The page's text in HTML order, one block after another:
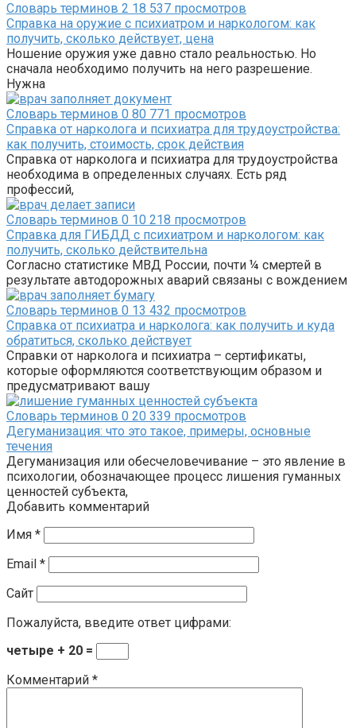
Словарь терминов 2 18 537 просмотров
Справка на оружие с психиатром и наркологом: как
получить, сколько действует, цена
Ношение оружия уже давно стало реальностью. Но
сначала необходимо получить на него разрешение.
Нужна
Словарь терминов 0 80 771 просмотров
Справка от нарколога и психиатра для трудоустройства:
как получить, стоимость, срок действия
Справка от нарколога и психиатра для трудоустройства
необходима в определенных случаях. Есть ряд
профессий,
Словарь терминов 0 10 218 просмотров
Справка для ГИБДД с психиатром и наркологом: как
получить, сколько действительна
Согласно статистике МВД России, почти ¼ смертей в
результате автодорожных аварий связаны с вождением
Словарь терминов 0 13 432 просмотров
Справка от психиатра и нарколога: как получить и куда
обратиться, сколько действует
Справки от нарколога и психиатра – сертификаты,
которые оформляются соответствующим образом и
предусматривают вашу
Словарь терминов 0 20 339 просмотров
Дегуманизация: что это такое, примеры, основные
течения
Дегуманизация или обесчеловечивание – это явление в
психологии, обозначающее процесс лишения гуманных
ценностей субъекта,
Добавить комментарий
Имя *
Email *
Сайт
Пожалуйста, введите ответ цифрами:
четыре + 20 =
Комментарий *